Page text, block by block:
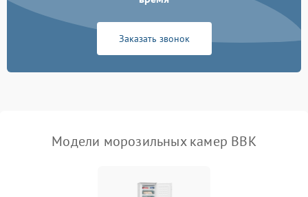
Заказать звонок
Модели морозильных камер BBK